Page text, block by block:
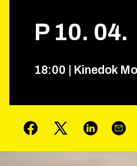
P 10. 04.
18:00 Kinedok